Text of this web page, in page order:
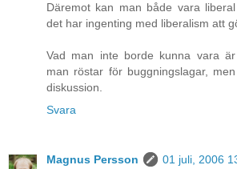
Däremot kan man både vara
det har ingenting med liberalism att
Vad man inte borde kunna vara
man röstar för buggningslagar,
diskussion.
Svara
Magnus Persson
01 juli, 2006